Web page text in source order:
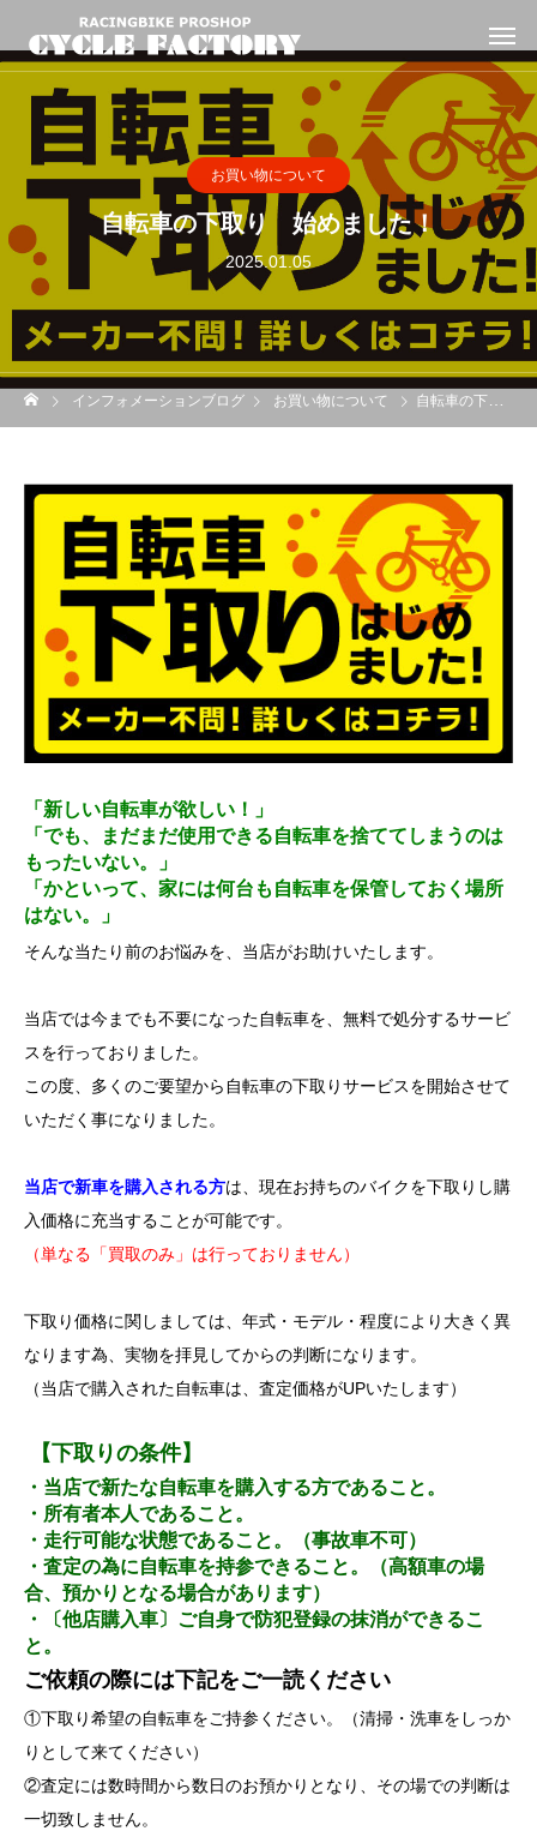
お買い物について
自転車の下取り 始めました！
2025.01.05
インフォメーションブログ お買い物について 自転車の下取り 始めました！
「新しい自転車が欲しい！」
「でも、まだまだ使用できる自転車を捨ててしまうのは
もったいない。」
「かといって、家には何台も自転車を保管しておく場所
はない。」
そんな当たり前のお悩みを、当店がお助けいたします。
当店では今までも不要になった自転車を、無料で処分するサービ
スを行っておりました。
この度、多くのご要望から自転車の下取りサービスを開始させて
いただく事になりました。
当店で新車を購入される方は、現在お持ちのバイクを下取りし購
入価格に充当することが可能です。
（単なる「買取のみ」は行っておりません）
下取り価格に関しましては、年式・モデル・程度により大きく異
なります為、実物を拝見してからの判断になります。
（当店で購入された自転車は、査定価格がUPいたします）
【下取りの条件】
・当店で新たな自転車を購入する方であること。
・所有者本人であること。
・走行可能な状態であること。（事故車不可）
・査定の為に自転車を持参できること。（高額車の場
合、預かりとなる場合があります）
・〔他店購入車〕ご自身で防犯登録の抹消ができるこ
と。
ご依頼の際には下記をご一読ください
①下取り希望の自転車をご持参ください。（清掃・洗車をしっか
りとして来てください）
②査定には数時間から数日のお預かりとなり、その場での判断は
一切致しません。